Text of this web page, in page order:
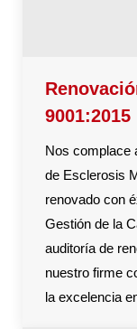
9001:2015
Nos complace
de Esclerosis
renovado con
Gestión de la
auditoría de
nuestro firme
la excelencia